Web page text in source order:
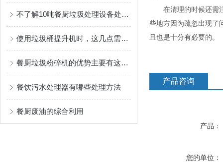
不了解10吨餐厨垃圾处理设备处理领域的快来看看
使用垃圾桶提升机时，这几点需注意
餐厨垃圾粉碎机的优势主要有这几点
餐饮污水处理器有哪些处理方法
餐厨废油的综合利用
在清理的时候还需注
些地方因为疏忽出现了
且也是十分有必要的。
产品咨询
产品：
您的单位：